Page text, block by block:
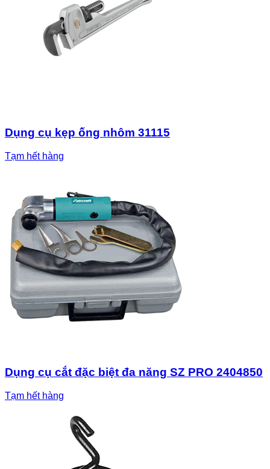
Dụng cụ kẹp ống nhôm 31115
Tạm hết hàng
Dụng cụ cắt đặc biệt đa năng SZ PRO 2404850
Tạm hết hàng